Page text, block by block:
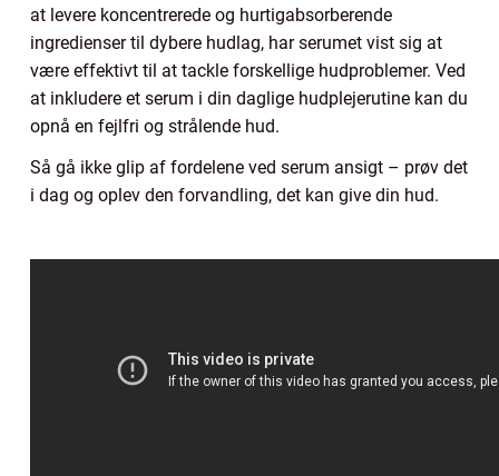
at levere koncentrerede og hurtigabsorberende
ingredienser til dybere hudlag, har serumet vist sig at
være effektivt til at tackle forskellige hudproblemer. Ved
at inkludere et serum i din daglige hudplejerutine kan du
opnå en fejlfri og strålende hud.
Så gå ikke glip af fordelene ved serum ansigt – prøv det
i dag og oplev den forvandling, det kan give din hud.